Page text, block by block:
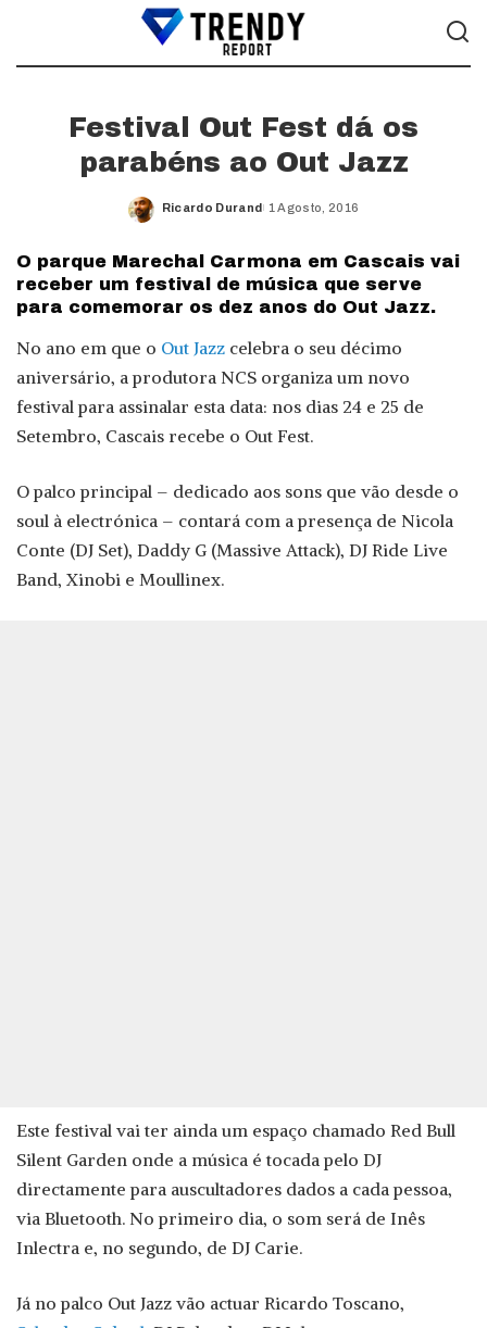
Festival Out Fest dá os
parabéns ao Out Jazz
Posted
Ricardo Durand 1 Agosto, 2016
O parque Marechal Carmona em Cascais vai
receber um festival de música que serve
para comemorar os dez anos do Out Jazz.
No ano em que o Out Jazz celebra o seu décimo
aniversário, a produtora NCS organiza um novo
festival para assinalar esta data: nos dias 24 e 25 de
Setembro, Cascais recebe o Out Fest.
O palco principal – dedicado aos sons que vão desde o
soul à electrónica – contará com a presença de Nicola
Conte (DJ Set), Daddy G (Massive Attack), DJ Ride Live
Band, Xinobi e Moullinex.
Este festival vai ter ainda um espaço chamado Red Bull
Silent Garden onde a música é tocada pelo DJ
directamente para auscultadores dados a cada pessoa,
via Bluetooth. No primeiro dia, o som será de Inês
Inlectra e, no segundo, de DJ Carie.
Já no palco Out Jazz vão actuar Ricardo Toscano,